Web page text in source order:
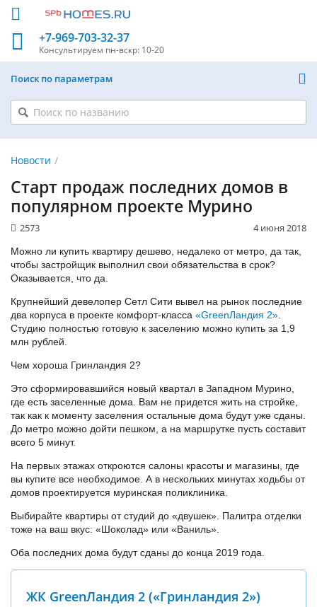
+7-969-703-32-37
Консультируем пн-вскр: 10-20
Поиск по параметрам
Новости
Старт продаж последних домов в
популярном проекте Мурино
4 июня 2018
2573
Можно ли купить квартиру дешево, недалеко от метро, да так,
чтобы застройщик выполнил свои обязательства в срок?
Оказывается, что да.
Крупнейший девелопер Сетл Сити вывел на рынок последние
два корпуса в проекте комфорт-класса «GreenЛандия 2»
Студию полностью готовую к заселению можно купить за 1,9
млн рублей.
Чем хороша Гринландия 2?
Это сформировавшийся новый квартал в Западном Мурино,
где есть заселенные дома. Вам не придется жить на стройке,
так как к моменту заселения остальные дома будут уже сданы.
До метро можно дойти пешком, а на маршрутке пусть составит
всего 5 минут.
На первых этажах откроются салоны красоты и магазины, где
вы купите все необходимое. А в нескольких минутах ходьбы от
домов проектируется муринская поликлиника.
Выбирайте квартиры от студий до «двушек». Палитра отделки
тоже на ваш вкус: «Шоколад» или «Ваниль».
Оба последних дома будут сданы до конца 2019 года.
ЖК GreenЛандия 2 («Гринландия 2»)